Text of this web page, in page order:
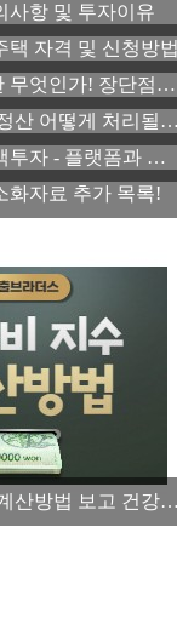
사항 및 투자이유
택 자격 및 신청방
스톡옵션이란 무엇인가! 장단점 파악하기
퇴사 후 연말정산 어떻게
아트테크 소액투자 - 플랫폼과 장단점 알아보자!
화자료 추가 목록!
과소비 지수 계산방법 보고 건강한